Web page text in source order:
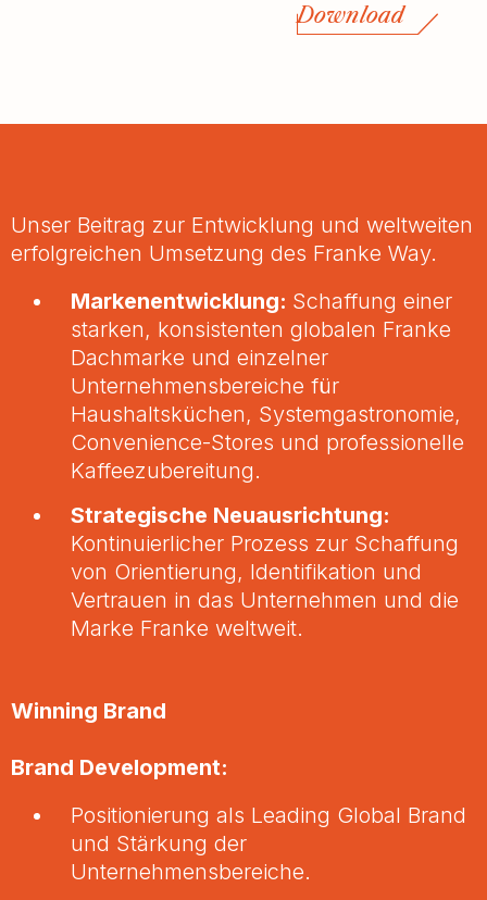
Download
Unser Beitrag zur Entwicklung und weltweiten
erfolgreichen Umsetzung des Franke Way.
Markenentwicklung: Schaffung einer
starken, konsistenten globalen Franke
Dachmarke und einzelner
Unternehmensbereiche für
Haushaltsküchen, Systemgastronomie,
Convenience-Stores und professionelle
Kaffeezubereitung.
Strategische Neuausrichtung:
Kontinuierlicher Prozess zur Schaffung
von Orientierung, Identifikation und
Vertrauen in das Unternehmen und die
Marke Franke weltweit.
Winning Brand
Brand Development:
Positionierung als Leading Global Brand
und Stärkung der
Unternehmensbereiche.